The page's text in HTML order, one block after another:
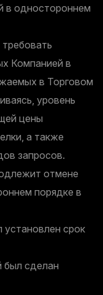
в одностороннем
Компанией в
в Торговом
уровень
цены
а также
запросов.
отмене
порядке в
установлен срок
был сделан